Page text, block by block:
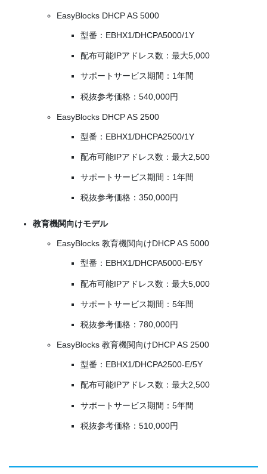
EasyBlocks DHCP AS 5000
型番：EBHX1/DHCPA5000/1Y
配布可能IPアドレス数：最大5,000
サポートサービス期間：1年間
税抜参考価格：540,000円
EasyBlocks DHCP AS 2500
型番：EBHX1/DHCPA2500/1Y
配布可能IPアドレス数：最大2,500
サポートサービス期間：1年間
税抜参考価格：350,000円
教育機関向けモデル
EasyBlocks 教育機関向けDHCP AS 5000
型番：EBHX1/DHCPA5000-E/5Y
配布可能IPアドレス数：最大5,000
サポートサービス期間：5年間
税抜参考価格：780,000円
EasyBlocks 教育機関向けDHCP AS 2500
型番：EBHX1/DHCPA2500-E/5Y
配布可能IPアドレス数：最大2,500
サポートサービス期間：5年間
税抜参考価格：510,000円